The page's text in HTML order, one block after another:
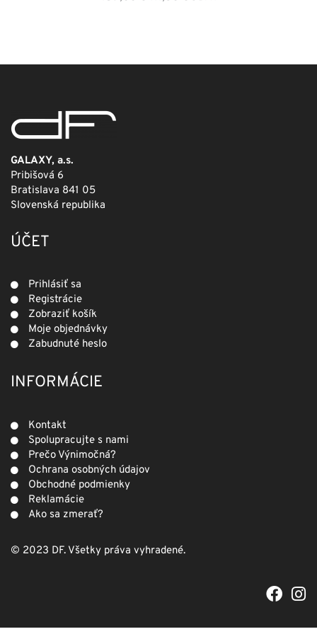
GALAXY, a.s.
Pribišová 6
Bratislava 841 05
Slovenská republika
ÚČET
Prihlásiť sa
Registrácie
Zobraziť košík
Moje objednávky
Zabudnuté heslo
INFORMÁCIE
Kontakt
Spolupracujte s nami
Prečo Výnimočná?
Ochrana osobných údajov
Obchodné podmienky
Reklamácie
Ako sa zmerať?
© 2023 DF. Všetky práva vyhradené.
F
a
I
n